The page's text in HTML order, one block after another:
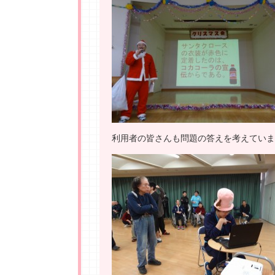
利用者の皆さんも問題の答えを考えてい